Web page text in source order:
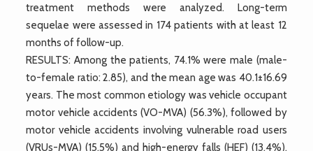
treatment methods were analyzed. Long-term
sequelae were assessed in 174 patients with at least 12
months of follow-up.
RESULTS: Among the patients, 74.1% were male (male-
to-female ratio: 2.85), and the mean age was 40.1±16.69
years. The most common etiology was vehicle occupant
motor vehicle accidents (VO-MVA) (56.3%), followed by
motor vehicle accidents involving vulnerable road users
(VRUs-MVA) (15.5%) and high-energy falls (HEF) (13.4%).